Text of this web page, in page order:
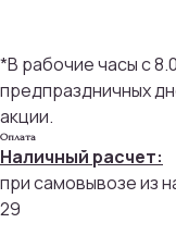
*В рабочие часы с
предпраздничных
акции.
Оплата
Наличный расчет:
при самовывозе из
29